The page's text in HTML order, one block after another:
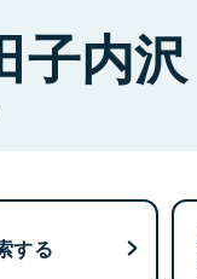
子内沢
する